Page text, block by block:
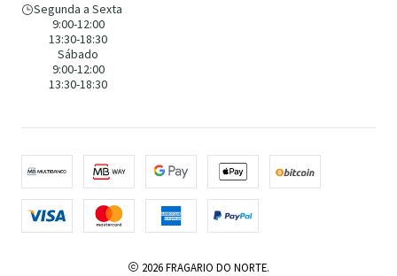
Segunda a Sexta
9:00-12:00
13:30-18:30
Sábado
9:00-12:00
13:30-18:30
2026 FRAGARIO DO NORTE.